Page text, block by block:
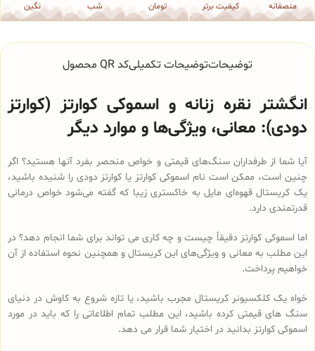
منصفانه
کیفیت برتر
تومان
شب
نگین
توضیحاتتوضیحات تکمیلیکد QR محصول
انگشتر نقره زنانه و اسموکی کوارتز (کوارتز
دودی): معانی، ویژگی‌ها و موارد دیگر
آیا شما از طرفداران سنگ‌های قیمتی و خواص منحصر بفرد آنها هستید؟ اگر
چنین است، ممکن است نام اسموکی کوارتز یا کوارتز دودی را شنیده باشید،
یک کریستال قهوه‌ای مایل به خاکستری زیبا که گفته می‌شود خواص درمانی
قدرتمندی دارد.
اما اسموکی کوارتز دقیقاً چیست و چه کاری می تواند برای شما انجام دهد؟ در
این مطلب به معانی و ویژگی‌های این کریستال و همچنین نحوه استفاده از آن
خواهیم پرداخت.
خواه یک کلکسیونر کریستال مجرب باشید، یا تازه شروع به کاوش در دنیای
سنگ های قیمتی کرده باشید، این مطلب تمام اطلاعاتی را که باید در مورد
اسموکی کوارتز بدانید در اختیار شما قرار می دهد.